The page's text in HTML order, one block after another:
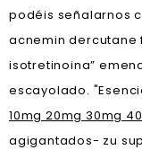
podéis señalarnos
acnemin dercutane
isotretinoina”
escayolado.
10mg 20mg 30mg
agigantados- zu